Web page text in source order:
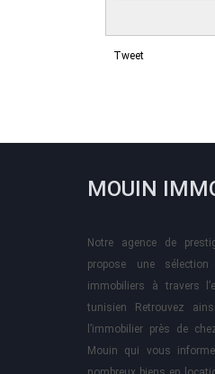
Tweet
MOUIN
Notre agence de
propose une
immobiliers à travers
tunisien Retrouvez
l’immobilier près de
Mouin qui vous